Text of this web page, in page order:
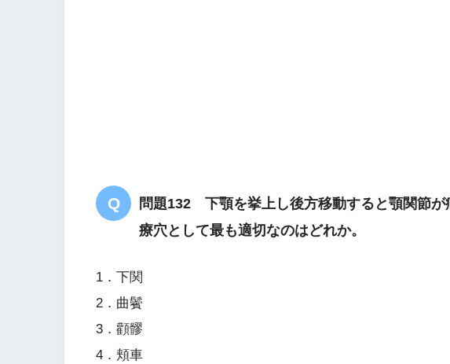
問題132 下顎を挙上し後方移動すると顎関節が
療穴として最も適切なのはどれか。
1．下関
2．曲鬢
3．顴髎
4．頬車